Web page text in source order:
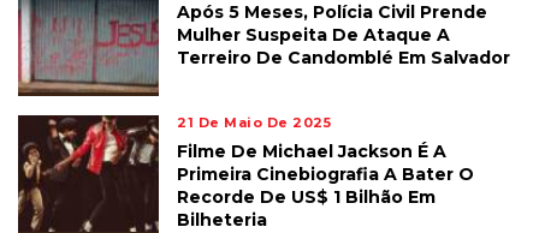
Após 5 Meses, Polícia Civil Prende
Mulher Suspeita De Ataque A
Terreiro De Candomblé Em Salvador
21 De Maio De 2025
Filme De Michael Jackson É A
Primeira Cinebiografia A Bater O
Recorde De US$ 1 Bilhão Em
Bilheteria